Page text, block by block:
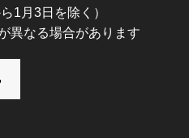
1月3日を除く）
異なる場合があります